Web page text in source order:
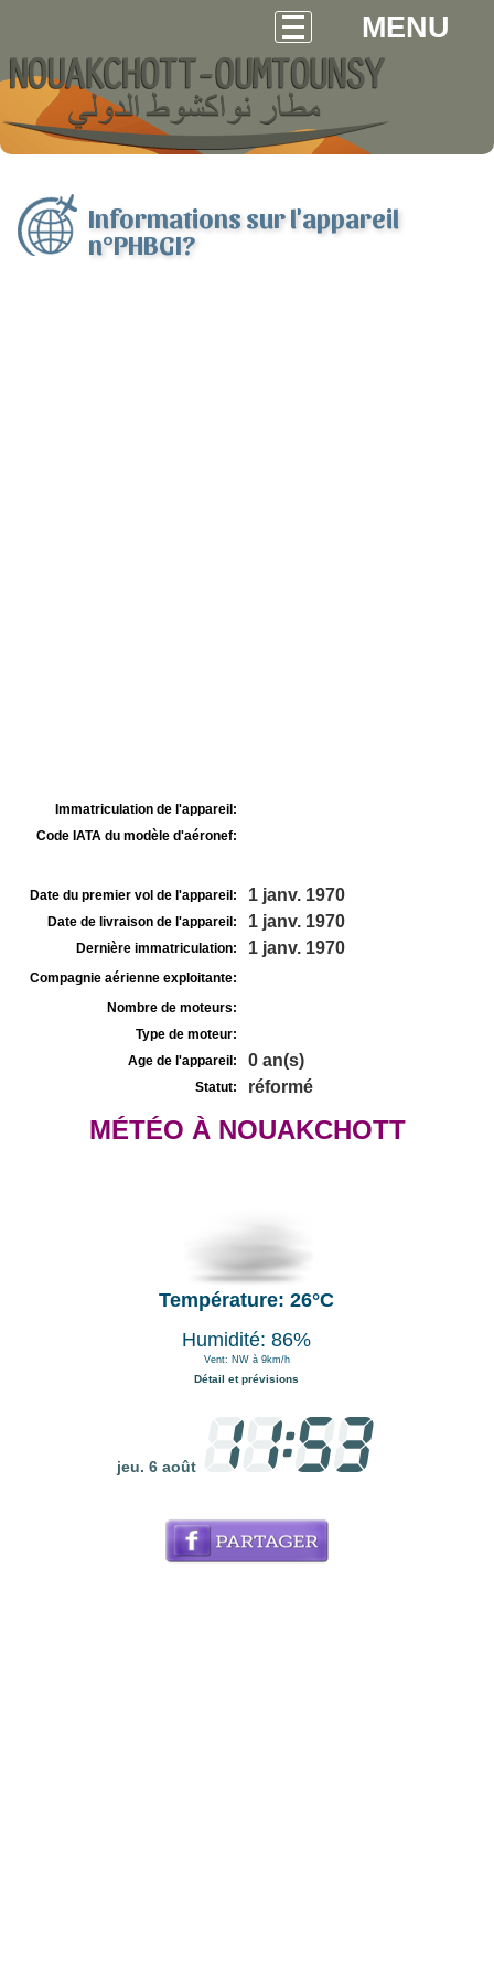
MENU
Informations sur l'appareil
n°PHBGI?
Immatriculation de l'appareil:
Code IATA du modèle d'aéronef:
Date du premier vol de l'appareil: 1 janv. 1970
Date de livraison de l'appareil: 1 janv. 1970
Dernière immatriculation: 1 janv. 1970
Compagnie aérienne exploitante:
Nombre de moteurs:
Type de moteur:
Age de l'appareil:
0 an(s)
Statut: réformé
MÉTÉO À NOUAKCHOTT
Température: 26°C
Humidité: 86%
Vent: NW à 9km/h
Détail et prévisions
jeu. 6 août